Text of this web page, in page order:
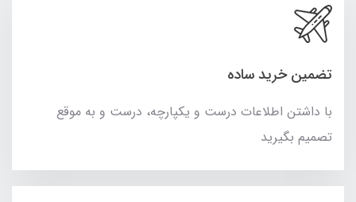
تضمین خرید ساده
با داشتن اطلاعات درست و یکپارچه، درست و به موقع
تصمیم بگیرید